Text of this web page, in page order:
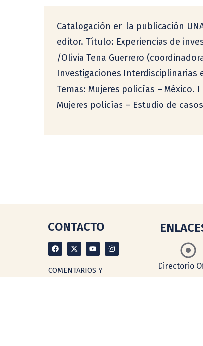
Catalogación en la publicación
editor. Título: Experiencias de
/Olivia Tena Guerrero
Investigaciones Interdisciplinarias
Temas: Mujeres policías – México.
Mujeres policías – Estudio de
CONTACTO
Directorio
COMENTARIOS Y